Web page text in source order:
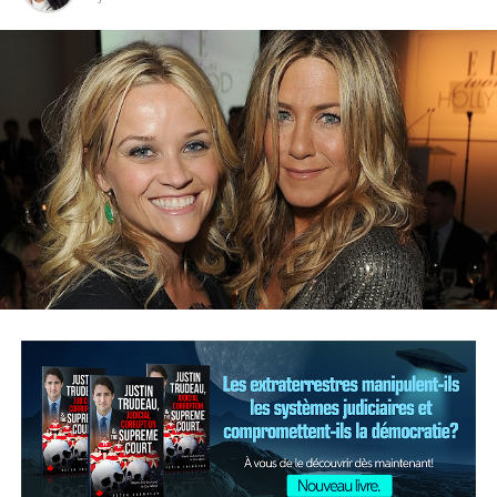
domaine de la traduction;
parlent couramment leur langue maternelle et
d’autres langues;
répondent aux attentes fixées par le système
de test rigoureux de Protranslate.
Traduction de documents PDF
Envoyer des fichiers PDF par voie électronique est facile,
mais surtout, il est quasi impossible de les falsifier. En ce
qui concerne la traduction des documents PDF dans une
autre langue, la possibilité d’utiliser le format du
document est parfois négligeable.